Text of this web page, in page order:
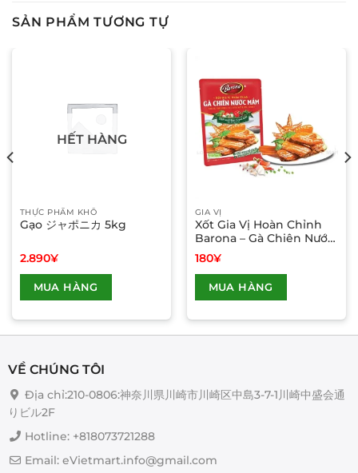
SẢN PHẨM TƯƠNG TỰ
HẾT HÀNG
THỰC PHẨM KHÔ
Gạo ジャポニカ 5kg
2.890¥
MUA HÀNG
GIA VỊ
Xốt Gia Vị Hoàn Chỉnh
Barona – Gà Chiên Nước
Mắm
180¥
MUA HÀNG
có
nhiều
Các
VỀ CHÚNG TÔI
Địa chỉ:210-0806:神奈川県川崎市川崎区中島3-7-1川崎中盛会通
りビル2F
Hotline: +818073721288
Email: eVietmart.info@gmail.com